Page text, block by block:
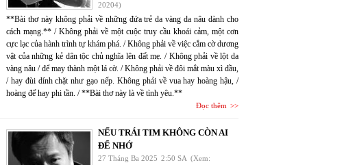
20204)
**Bài thơ này không phải về những đứa trẻ da vàng da nâu dành cho
cách mạng.** / Không phải về một cuộc truy cầu khoái cảm, một cơn
cực lạc của hành trình tự khám phá. / Không phải về việc cắm cờ dương
vật của những kẻ dân tộc chủ nghĩa lên đất mẹ. / Không phải về lột da
vàng nâu / để may thành một lá cờ. / Không phải về đôi mắt màu xì dầu,
/ hay đùi dính chặt như gạo nếp. Không phải về vua hay hoàng hậu, /
hoàng đế hay phi tần. / **Bài thơ này là về tình yêu.**
Đọc thêm
NẾU TRÁI TIM KHÔNG CÒN AI
ĐỂ NHỚ
27 Tháng Ba 2025 2:50 SA (Xem: